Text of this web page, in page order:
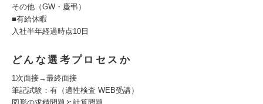
その他（GW・慶弔）
■有給休暇
入社半年経過時点10日
どんな選考プロセスか
1次面接→最終面接
筆記試験：有（適性検査 WEB受講）